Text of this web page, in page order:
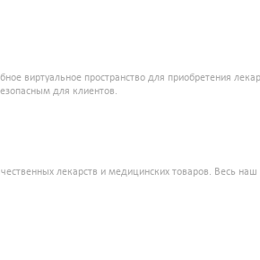
виртуальное пространство для приобретения
для клиентов.
лекарств и медицинских товаров. Весь